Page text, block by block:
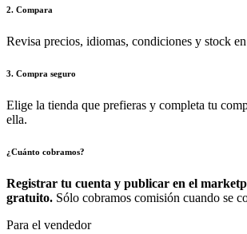
2. Compara
Revisa precios, idiomas, condiciones y stock
3. Compra seguro
Elige la tienda que prefieras y completa tu
ella.
¿Cuánto cobramos?
Registrar tu cuenta y publicar en el
gratuito. Sólo cobramos comisión cuando se
Para el vendedor